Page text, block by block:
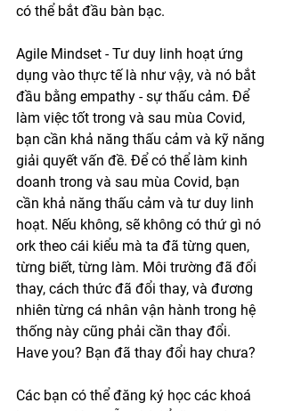
có thể bắt đầu bàn bạc.
Agile Mindset - Tư duy linh hoạt ứng
dụng vào thực tế là như vậy, và nó bắt
đầu bằng empathy - sự thấu cảm. Để
làm việc tốt trong và sau mùa Covid,
bạn cần khả năng thấu cảm và kỹ năng
giải quyết vấn đề. Để có thể làm kinh
doanh trong và sau mùa Covid, bạn
cần khả năng thấu cảm và tư duy linh
hoạt. Nếu không, sẽ không có thứ gì nó
ork theo cái kiểu mà ta đã từng quen,
từng biết, từng làm. Môi trường đã đổi
thay, cách thức đã đổi thay, và đương
nhiên từng cá nhân vận hành trong hệ
thống này cũng phải cần thay đổi.
Have you? Bạn đã thay đổi hay chưa?
Các bạn có thể đăng ký học các khoá